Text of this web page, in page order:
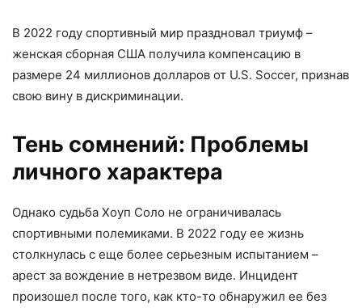
В 2022 году спортивный мир праздновал триумф –
женская сборная США получила компенсацию в
размере 24 миллионов долларов от U.S. Soccer, признав
свою вину в дискриминации.
Тень сомнений: Проблемы
личного характера
Однако судьба Хоуп Соло не ограничивалась
спортивными полемиками. В 2022 году ее жизнь
столкнулась с еще более серьезным испытанием –
арест за вождение в нетрезвом виде. Инцидент
произошел после того, как кто-то обнаружил ее без